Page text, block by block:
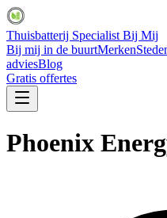
Thuisbatterij Specialist Bij Mij
Bij mij in de buurtMerken
adviesBlog
Gratis offertes
Phoenix